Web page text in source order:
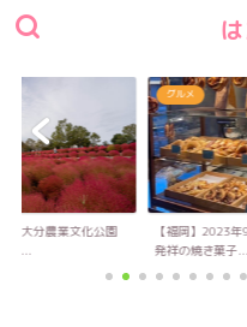
！大分農業文化公園
キ...
グルメ
【福岡】2023
発祥の焼き菓子...